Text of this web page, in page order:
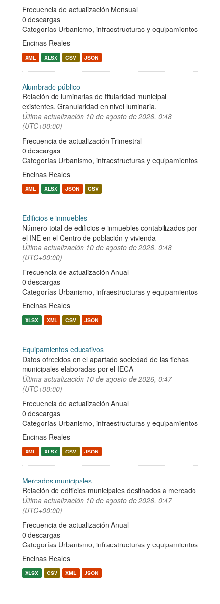
Frecuencia de actualización Mensual
0 descargas
Categorías Urbanismo, infraestructuras y equipamientos
Encinas Reales
XML XLSX CSV JSON
Alumbrado público
Relación de luminarias de titularidad municipal
existentes. Granularidad en nivel luminaria.
Última actualización 10 de agosto de 2026, 0:48
(UTC+00:00)
Frecuencia de actualización Trimestral
0 descargas
Categorías Urbanismo, infraestructuras y equipamientos
Encinas Reales
XML XLSX JSON CSV
Edificios e inmuebles
Número total de edificios e inmuebles contabilizados por
el INE en el Centro de población y vivienda
Última actualización 10 de agosto de 2026, 0:48
(UTC+00:00)
Frecuencia de actualización Anual
0 descargas
Categorías Urbanismo, infraestructuras y equipamientos
Encinas Reales
XLSX XML CSV JSON
Equipamientos educativos
Datos ofrecidos en el apartado sociedad de las fichas
municipales elaboradas por el IECA
Última actualización 10 de agosto de 2026, 0:47
(UTC+00:00)
Frecuencia de actualización Anual
0 descargas
Categorías Urbanismo, infraestructuras y equipamientos
Encinas Reales
XML XLSX CSV JSON
Mercados municipales
Relación de edificios municipales destinados a mercado
Última actualización 10 de agosto de 2026, 0:47
(UTC+00:00)
Frecuencia de actualización Anual
0 descargas
Categorías Urbanismo, infraestructuras y equipamientos
Encinas Reales
XLSX CSV XML JSON